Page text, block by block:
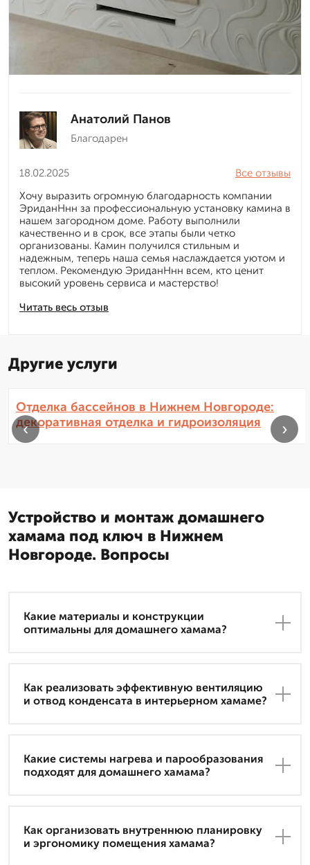
Анатолий Панов
Благодарен
18.02.2025
Читать весь отзыв
Все отзывы
Хочу выразить огромную благодарность компании
ЭриданНнн за профессиональную установку камина в
нашем загородном доме. Работу выполнили
качественно и в срок, все этапы были четко
организованы. Камин получился стильным и
надежным, теперь наша семья наслаждается уютом и
теплом. Рекомендую ЭриданНнн всем, кто ценит
высокий уровень сервиса и мастерство!
Другие услуги
Отделка бассейнов в Нижнем Новгороде:
декоративная отделка и гидроизоляция
‹ ›
Устройство и монтаж домашнего
хамама под ключ в Нижнем
Новгороде. Вопросы
Какие материалы и конструкции
оптимальны для домашнего хамама?
Как реализовать эффективную вентиляцию
и отвод конденсата в интерьерном хамаме?
Какие системы нагрева и парообразования
подходят для домашнего хамама?
Как организовать внутреннюю планировку
и эргономику помещения хамама?